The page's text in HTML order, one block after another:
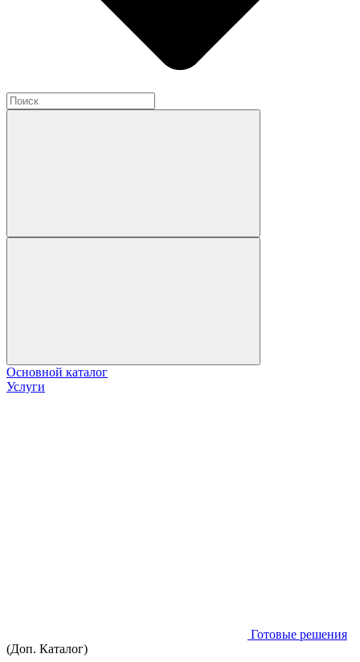
Основной каталог
Услуги
Готовые решения
(Доп. Каталог)